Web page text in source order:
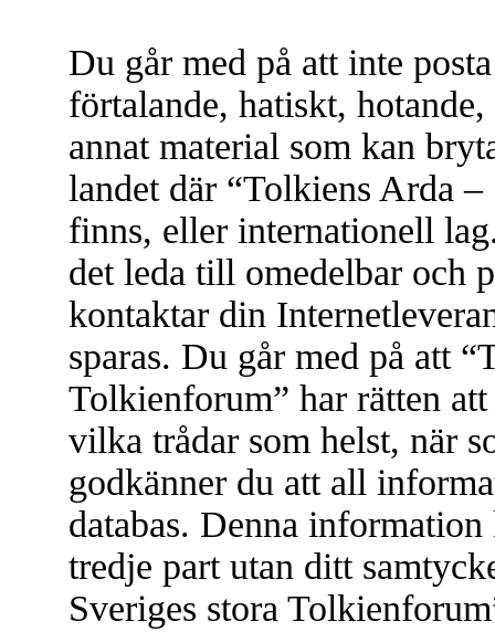
Du går med på att inte
förtalande, hatiskt,
annat material som kan
landet där “Tolkiens Arda
finns, eller internationell
det leda till omedelbar och
kontaktar din
sparas. Du går med på att
Tolkienforum” har rätten
vilka trådar som helst, när
godkänner du att all
databas. Denna
tredje part utan ditt
Sveriges stora